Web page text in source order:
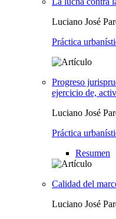
Luciano José
Práctica
Progreso
ejercicio de,
Luciano José
Práctica
Resumen
Calidad del
Luciano José